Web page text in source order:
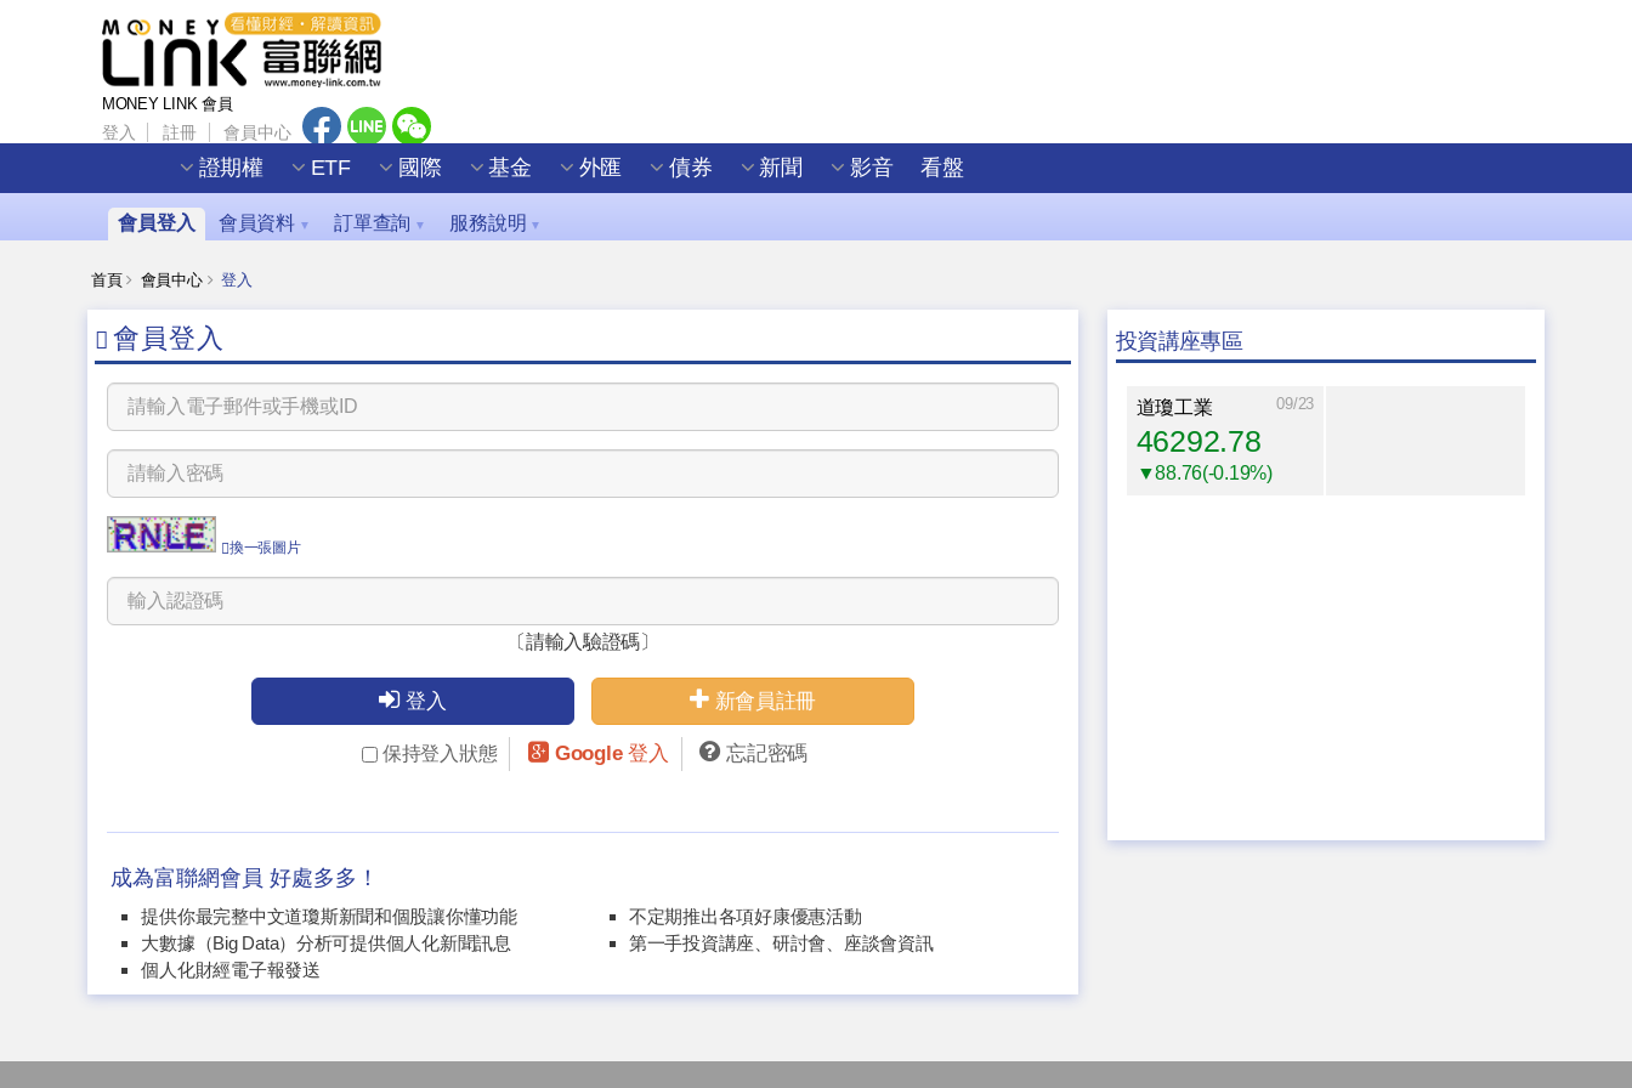
MONEY LINK 會員
登入 註冊 會員中心
證期權 ETF 國際 基金 外匯 債券 新聞 影音 看盤
會員登入 會員資料 ▼ 訂單查詢 ▼ 服務說明 ▼
首頁 會員中心 登入
會員登入
換一張圖片
〔請輸入驗證碼〕
登入 新會員註冊
保持登入狀態 Google 登入 忘記密碼
成為富聯網會員 好處多多！
提供你最完整中文道瓊斯新聞和個股讓你懂功能
大數據（Big Data）分析可提供個人化新聞訊息
個人化財經電子報發送
不定期推出各項好康優惠活動
第一手投資講座、研討會、座談會資訊
投資講座專區
道瓊工業 09/23
46292.78
▼88.76(-0.19%)